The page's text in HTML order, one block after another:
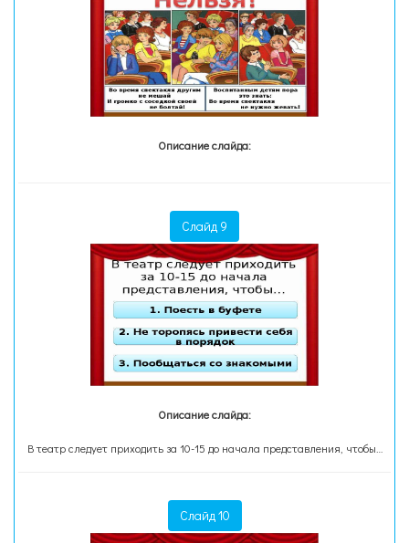
Описание слайда:
Слайд 9
Описание слайда:
В театр следует приходить за 10-15 до начала представления, чтобы…
Слайд 10